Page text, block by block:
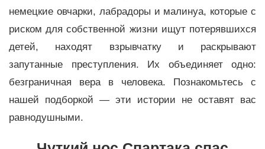
немецкие овчарки, лабрадоры и малинуа, которые с
риском для собственной жизни ищут потерявшихся
детей, находят взрывчатку и раскрывают
запутанные преступления. Их объединяет одно:
безграничная вера в человека. Познакомьтесь с
нашей подборкой — эти истории не оставят вас
равнодушными.